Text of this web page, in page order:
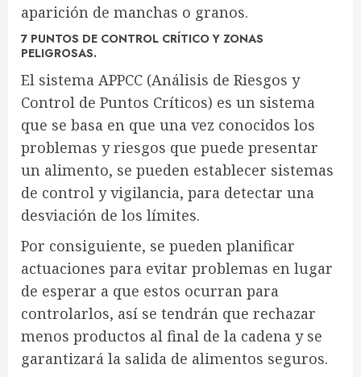
aparición de manchas o granos.
7 PUNTOS DE CONTROL CRÍTICO Y ZONAS
PELIGROSAS.
El sistema APPCC (Análisis de Riesgos y
Control de Puntos Críticos) es un sistema
que se basa en que una vez conocidos los
problemas y riesgos que puede presentar
un alimento, se pueden establecer sistemas
de control y vigilancia, para detectar una
desviación de los límites.
Por consiguiente, se pueden planificar
actuaciones para evitar problemas en lugar
de esperar a que estos ocurran para
controlarlos, así se tendrán que rechazar
menos productos al final de la cadena y se
garantizará la salida de alimentos seguros.